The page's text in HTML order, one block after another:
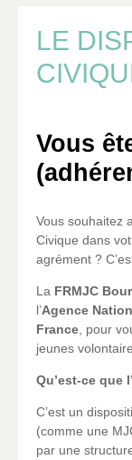
LE
Vous
Vous souhaitez
Civique dans
agrément ?
La FRMJC
l’Agence
France , pour
jeunes
Qu’est-ce que
C’est un
(comme une
par une